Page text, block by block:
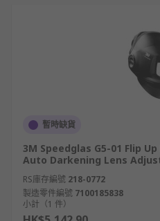
暫時缺貨
3M Speedglas G5-01 Flip
Auto Darkening Lens
RS庫存編號 218-0772
製造零件編號 7100185838
小計（1 件）